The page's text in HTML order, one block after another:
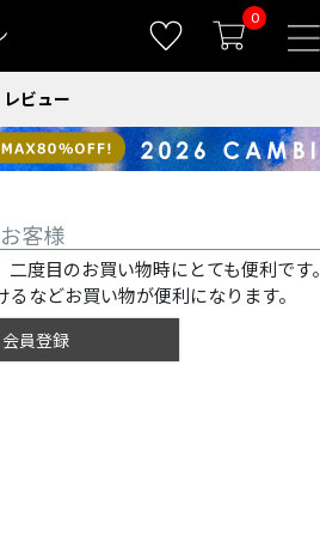
0
レビュー
客様
度目のお買い物時にとても便利です。
などお買い物が便利になります。
会員登録